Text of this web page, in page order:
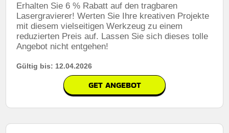
Erhalten Sie 6 % Rabatt auf den tragbaren
Lasergravierer! Werten Sie Ihre kreativen Projekte
mit diesem vielseitigen Werkzeug zu einem
reduzierten Preis auf. Lassen Sie sich dieses tolle
Angebot nicht entgehen!
Gültig bis: 12.04.2026
GET ANGEBOT